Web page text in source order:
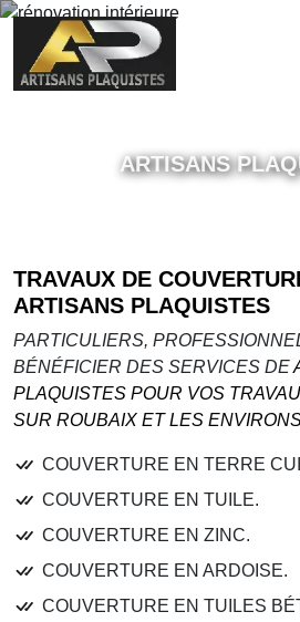
ARTISANS
TRAVAUX DE
ARTISANS PLAQUISTES
PARTICULIERS,
BÉNÉFICIER DES SERVICES DE
PLAQUISTES POUR VOS
SUR ROUBAIX ET LES
COUVERTURE EN TERRE
COUVERTURE EN TUILE.
COUVERTURE EN ZINC.
COUVERTURE EN ARDOISE.
COUVERTURE EN TUILES